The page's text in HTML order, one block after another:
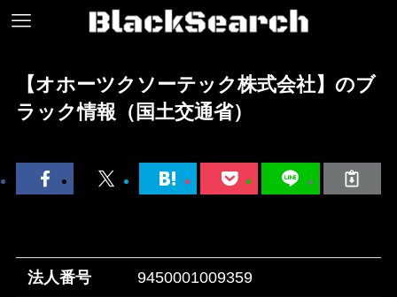
【オホーツクソーテック株式会社】のブ
ラック情報（国土交通省）
法人番号 9450001009359